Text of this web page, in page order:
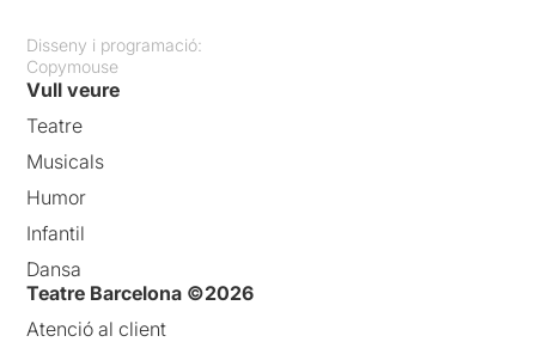
Disseny i programació:
Copymouse
Vull veure
Teatre
Musicals
Humor
Infantil
Dansa
Teatre Barcelona ©2026
Atenció al client